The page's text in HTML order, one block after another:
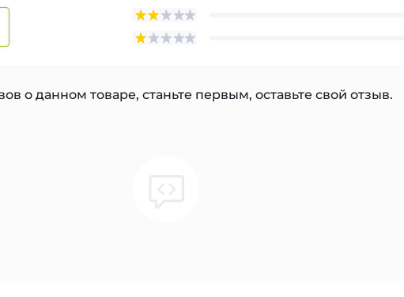
о данном товаре, станьте первым, оставьте свой отзыв.